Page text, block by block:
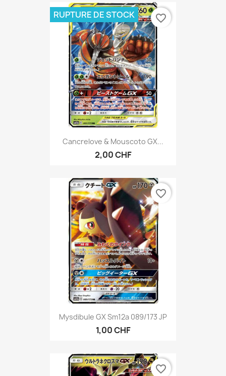
Cancrelove & Mouscoto GX...
2,00 CHF
RUPTURE DE STOCK favorite_border
Mysdibule GX Sm12a 089/173 JP
1,00 CHF
favorite_border
favorite_border